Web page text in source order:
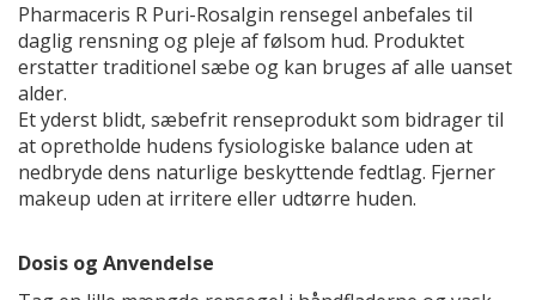
Pharmaceris R Puri-Rosalgin rensegel anbefales til
daglig rensning og pleje af følsom hud. Produktet
erstatter traditionel sæbe og kan bruges af alle uanset
alder.
Et yderst blidt, sæbefrit renseprodukt som bidrager til
at opretholde hudens fysiologiske balance uden at
nedbryde dens naturlige beskyttende fedtlag. Fjerner
makeup uden at irritere eller udtørre huden.
Dosis og Anvendelse